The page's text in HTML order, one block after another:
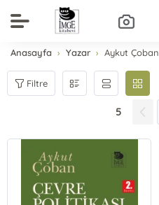
Anasayfa Yazar Aykut Çoban
Filtre
5